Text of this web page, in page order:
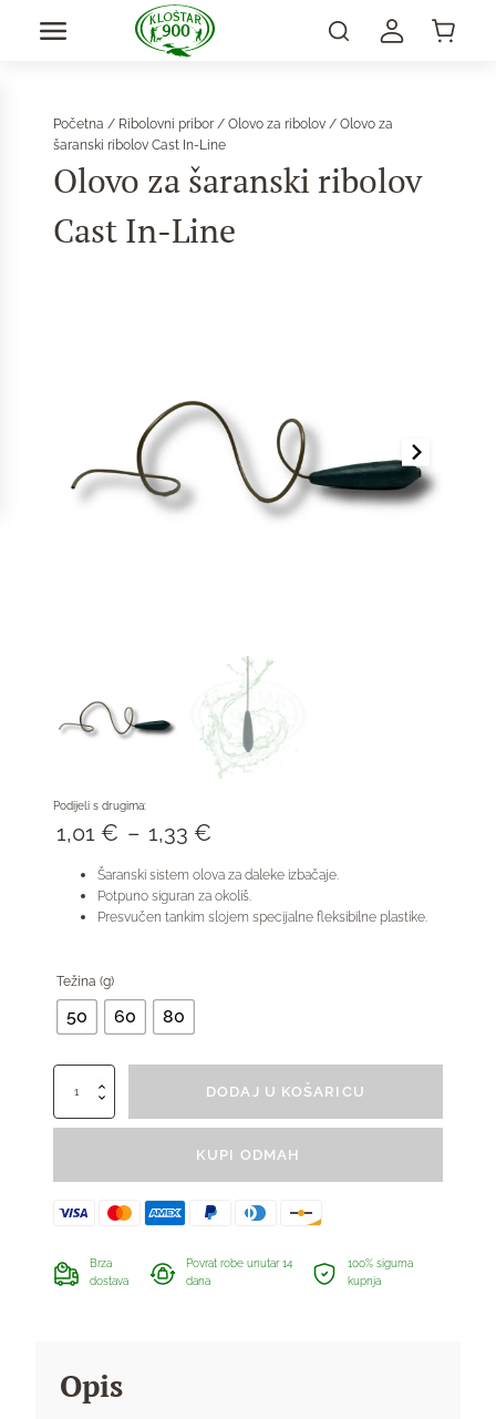
Početna / Ribolovni pribor / Olovo za ribolov / Olovo za
šaranski ribolov Cast In-Line
Olovo za šaranski ribolov
Cast In-Line
Podijeli s drugima:
1,01 € – 1,33 €
cijena:
od
Šaranski sistem olova za daleke izbačaje.
Potpuno siguran za okoliš.
Presvučen tankim slojem specijalne fleksibilne plastike.
Težina (g)
50 60 80
šaranski
Line
DODAJ U KOŠARICU
KUPI ODMAH
Brza
dostava
Povrat robe unutar 14
dana
100% sigurna
kupnja
Opis